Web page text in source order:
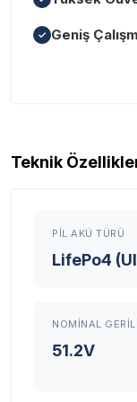
✓ Geniş
Teknik
PIL AKÜ TÜRÜ
LifePo4
NOMINAL
51.2V